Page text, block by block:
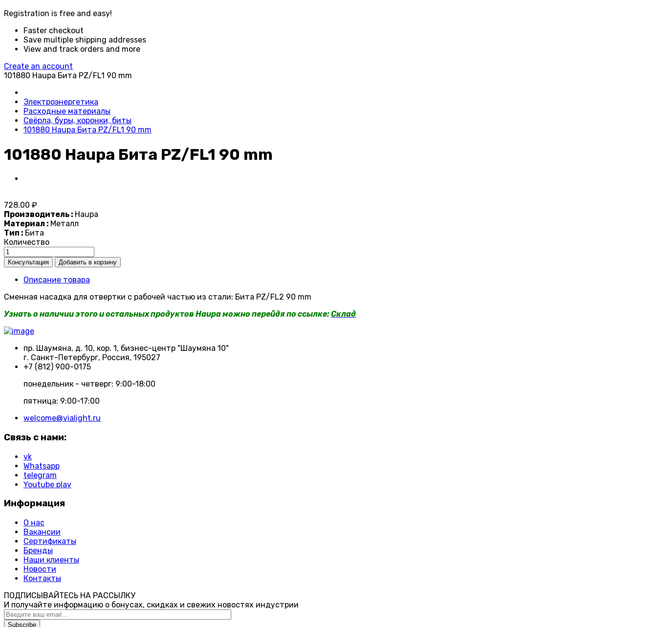
Registration is free and easy!
Faster checkout
Save multiple shipping addresses
View and track orders and more
Create an account
101880 Haupa Бита PZ/FL1 90 mm
Электроэнергетика
Расходные материалы
Свёрла, буры, коронки, биты
101880 Haupa Бита PZ/FL1 90 mm
101880 Haupa Бита PZ/FL1 90 mm
728.00 ₽
Производитель : Haupa
Материал : Металл
Тип : Бита
Количество
Описание товара
Сменная насадка для отвертки с рабочей частью из стали: Бита PZ/FL2 90 mm
Узнать о наличии этого и остальных продуктов Haupa можно перейдя по ссылке:Склад
пр. Шаумяна, д. 10, кор. 1, бизнес-центр "Шаумяна 10"
г. Санкт-Петербург, Россия, 195027
+7 (812) 900-0175
понедельник - четверг: 9:00-18:00
пятница: 9:00-17:00
welcome@vialight.ru
Связь с нами:
vk
Whatsapp
telegram
Youtube play
Информация
О нас
Вакансии
Сертификаты
Бренды
Наши клиенты
Новости
Контакты
ПОДПИСЫВАЙТЕСЬ НА РАССЫЛКУ
И получайте информацию о бонусах, скидках и свежих новостях индустрии
Subscribe